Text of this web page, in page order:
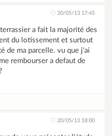
20/05/13 17:45
a fait la majorité des
du lotissement et surtout
de ma parcelle. vu que j'ai
rembourser a defaut de
20/05/13 18:00